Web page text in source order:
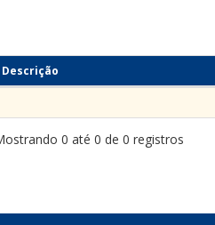
Descrição
0 até 0 de 0 registros